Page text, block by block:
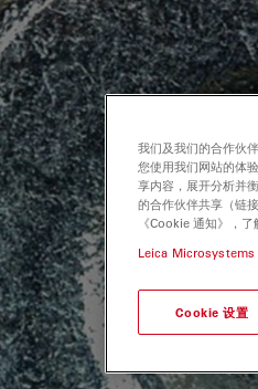
我们及我们的合作伙
您使用我们网站的体
享内容，展开分析并
的合作伙伴共享（链
《Cookie 通知》，
Leica
Cookie 设置